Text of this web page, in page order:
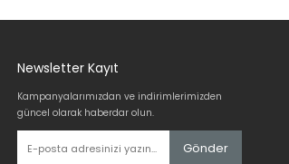
Newsletter Kayıt
Kampanyalarımızdan ve indirimlerimizden
güncel olarak haberdar olun.
Gönder